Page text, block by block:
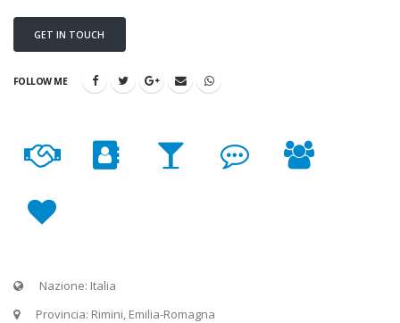
GET IN TOUCH
FOLLOW ME
Nazione: Italia
Provincia: Rimini, Emilia-Romagna